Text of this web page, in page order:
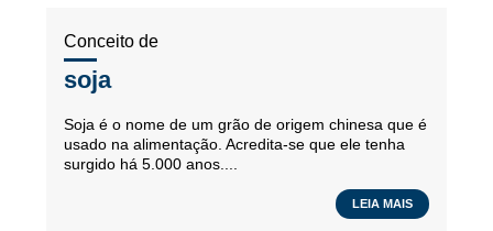
Conceito de
soja
Soja é o nome de um grão de origem chinesa que é
usado na alimentação. Acredita-se que ele tenha
surgido há 5.000 anos....
LEIA MAIS